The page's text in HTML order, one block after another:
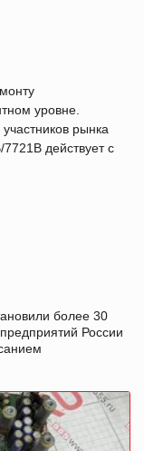
уровне.
рынка
действует с
более 30
России